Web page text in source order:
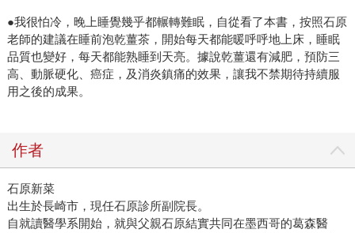
●我很怕冷，晚上睡覺幾乎都輾轉難眠，自從看了本書，按照石原
老師的建議在睡前泡乾薑茶，開始每天都能暖呼呼地上床，睡眠
品質也變好，每天都能熟睡到天亮。據說乾薑還有減肥，預防三
高、動脈硬化、癌症，及消炎鎮痛的效果，讓我不禁期待持續服
用之後的成果。
作者
石原新菜
出生於長崎市，現任石原診所副院長。
自就讀醫學系開始，就與父親石原結實共同在墨西哥的葛森醫